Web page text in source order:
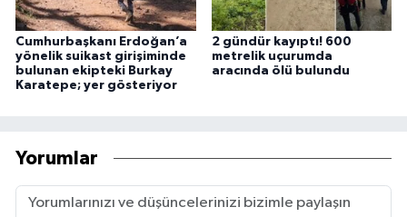
Cumhurbaşkanı Erdoğan’a
yönelik suikast girişiminde
bulunan ekipteki Burkay
Karatepe; yer gösteriyor
2 gündür kayıptı! 600
metrelik uçurumda
aracında ölü bulundu
Yorumlar